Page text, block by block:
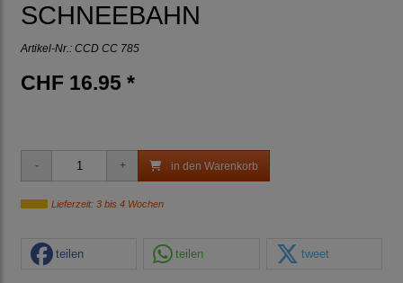
SCHNEEBAHN
Artikel-Nr.: CCD CC 785
CHF 16.95 *
in den Warenkorb
Lieferzeit: 3 bis 4 Wochen
teilen teilen tweet